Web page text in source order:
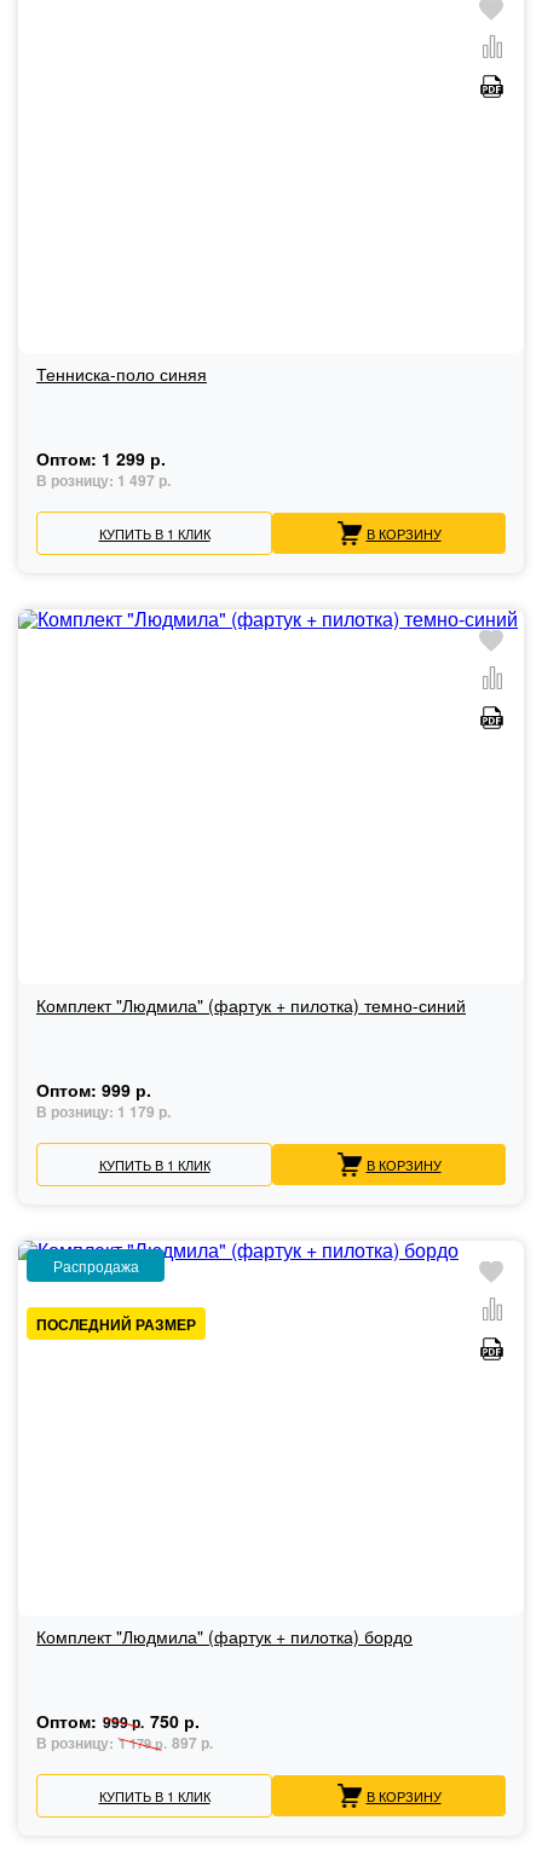
Тенниска-поло синяя
Оптом: 1 299 р.
В розницу: 1 497 р.
КУПИТЬ В 1 КЛИК В КОРЗИНУ
Комплект "Людмила" (фартук + пилотка) темно-синий
Оптом: 999 р.
В розницу: 1 179 р.
КУПИТЬ В 1 КЛИК В КОРЗИНУ
Распродажа
ПОСЛЕДНИЙ РАЗМЕР
Комплект "Людмила" (фартук + пилотка) бордо
Оптом: 999 р. 750 р.
В розницу: 1 179 р. 897 р.
КУПИТЬ В 1 КЛИК В КОРЗИНУ